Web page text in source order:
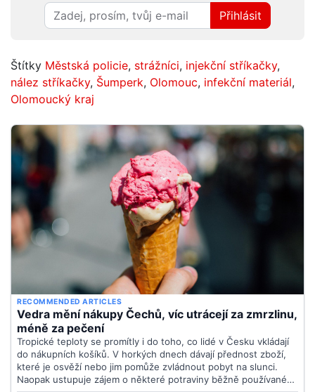
Přihlásit
Štítky Městská policie, strážníci, injekční stříkačky,
nález stříkačky, Šumperk, Olomouc, infekční materiál,
Olomoucký kraj